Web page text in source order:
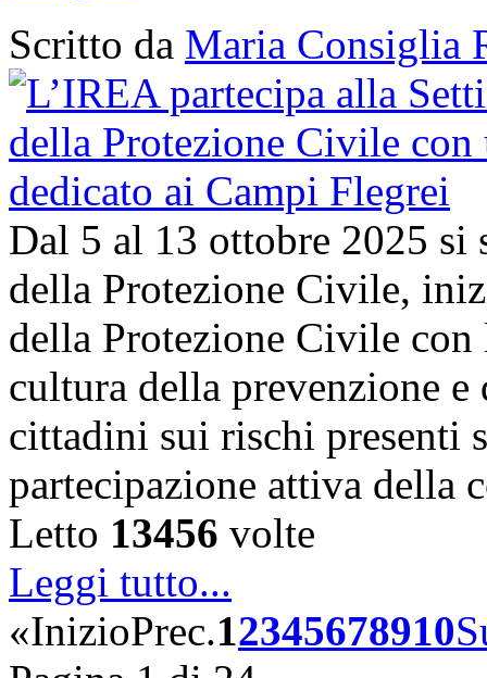
Scritto da Maria Consiglia
Dal 5 al 13 ottobre 2025 si
della Protezione Civile,
della Protezione Civile
cultura della prevenzione
cittadini sui rischi presenti
partecipazione attiva
Letto 13456 volte
Leggi tutto...
«InizioPrec.12345678910